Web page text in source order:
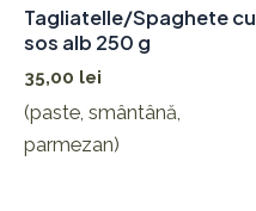
Tagliatelle/Spaghete cu
sos alb 250 g
35,00 lei
(paste, smântână,
parmezan)